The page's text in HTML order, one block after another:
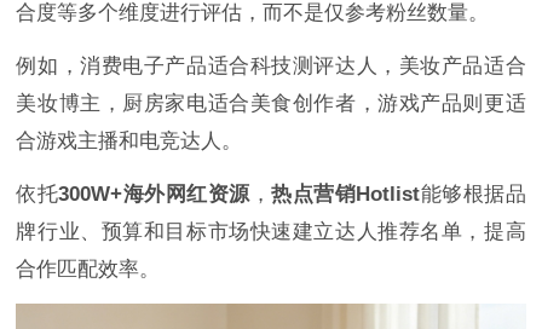
合度等多个维度进行评估，而不是仅参考粉丝数量。
例如，消费电子产品适合科技测评达人，美妆产品适合
美妆博主，厨房家电适合美食创作者，游戏产品则更适
合游戏主播和电竞达人。
依托300W+海外网红资源，热点营销Hotlist能够根据品
牌行业、预算和目标市场快速建立达人推荐名单，提高
合作匹配效率。